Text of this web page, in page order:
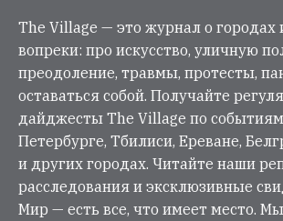
The Village — это журнал о городах
вопреки: про искусство, уличную
преодоление, травмы, протесты,
оставаться собой. Получайте
дайджесты The Village по
Петербурге, Тбилиси, Ереване,
и других городах. Читайте наши
расследования и эксклюзивные
Мир — есть все, что имеет место.